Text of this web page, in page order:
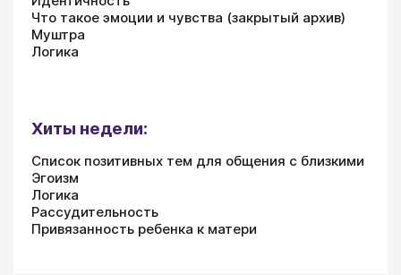
Что такое эмоции и чувства (закрытый архив)
Муштра
Логика
Хиты недели:
Список позитивных тем для общения с близкими
Эгоизм
Логика
Рассудительность
Привязанность ребенка к матери